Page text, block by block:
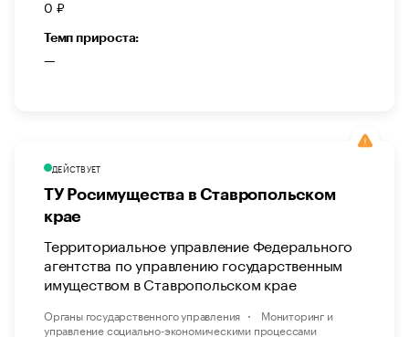
0 ₽
Темп прироста:
—
ДЕЙСТВУЕТ
ТУ Росимущества в Ставропольском
крае
Территориальное управление Федерального
агентства по управлению государственным
имуществом в Ставропольском крае
Органы государственного управления
Мониторинг и
управление социально-экономическими процессами